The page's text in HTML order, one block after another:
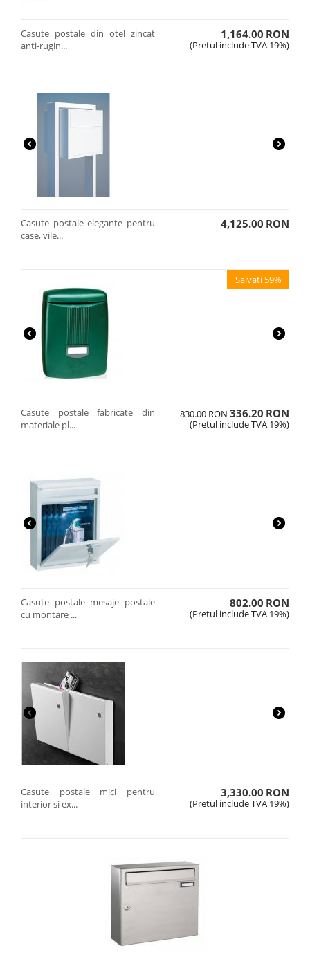
Casute postale din otel zincat
anti-rugin...
1,164.00 RON
(Pretul include TVA 19%)
Casute postale elegante pentru
case, vile...
4,125.00 RON
Salvati 59%
Casute postale fabricate din
materiale pl...
830.00RON336.20 RON
(Pretul include TVA 19%)
Casute postale mesaje postale
cu montare ...
802.00 RON
(Pretul include TVA 19%)
Casute postale mici pentru
interior si ex...
3,330.00 RON
(Pretul include TVA 19%)